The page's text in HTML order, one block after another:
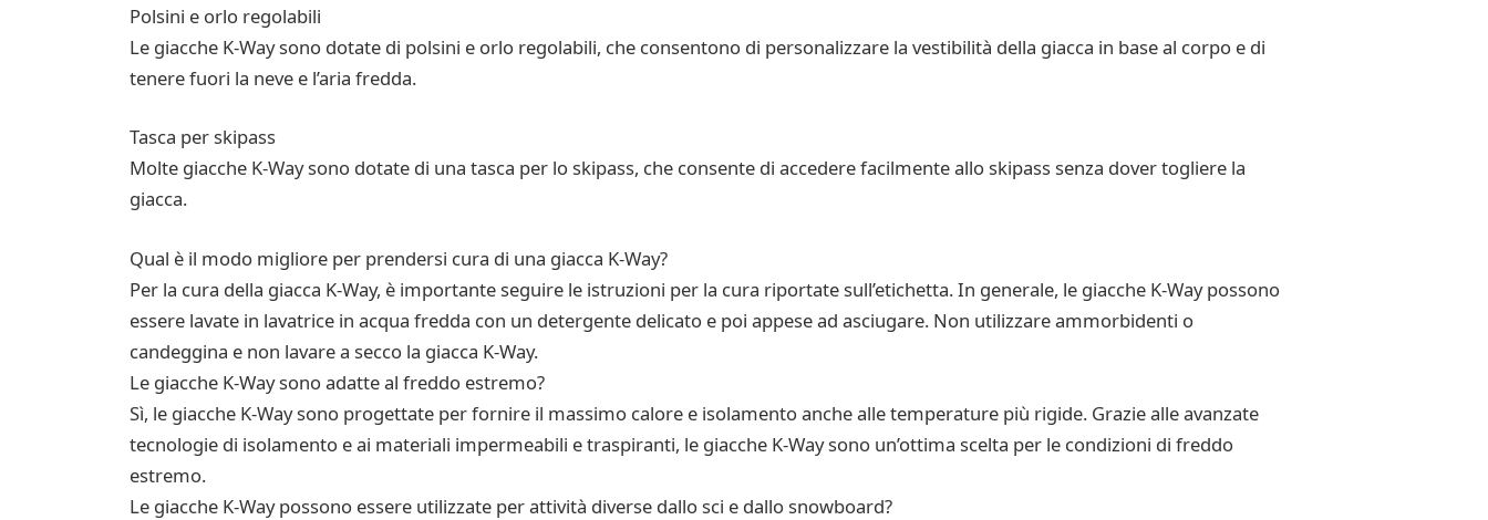
Polsini e orlo regolabili
Le giacche K-Way sono dotate di polsini e orlo regolabili, che consentono di personalizzare la vestibilità della giacca in base al corpo e di
tenere fuori la neve e l’aria fredda.
Tasca per skipass
Molte giacche K-Way sono dotate di una tasca per lo skipass, che consente di accedere facilmente allo skipass senza dover togliere la
giacca.
Qual è il modo migliore per prendersi cura di una giacca K-Way?
Per la cura della giacca K-Way, è importante seguire le istruzioni per la cura riportate sull’etichetta. In generale, le giacche K-Way possono
essere lavate in lavatrice in acqua fredda con un detergente delicato e poi appese ad asciugare. Non utilizzare ammorbidenti o
candeggina e non lavare a secco la giacca K-Way.
Le giacche K-Way sono adatte al freddo estremo?
Sì, le giacche K-Way sono progettate per fornire il massimo calore e isolamento anche alle temperature più rigide. Grazie alle avanzate
tecnologie di isolamento e ai materiali impermeabili e traspiranti, le giacche K-Way sono un’ottima scelta per le condizioni di freddo
estremo.
Le giacche K-Way possono essere utilizzate per attività diverse dallo sci e dallo snowboard?